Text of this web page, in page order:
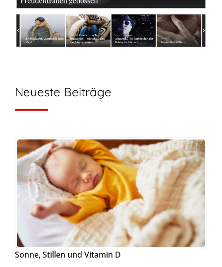
Neueste Beiträge
Sonne, Stillen und Vitamin D